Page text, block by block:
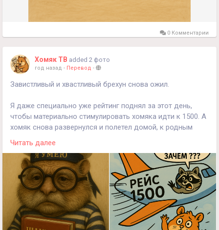
0 Комментарии
Хомяк ТВ added 2 фото
год назад - Перевод -
Завистливый и хвастливый брехун снова ожил.
Я даже специально уже рейтинг поднял за этот день,
чтобы материально стимулировать хомяка идти к 1500. А
хомяк снова развернулся и полетел домой, к родным
1100.
Зато как про философию поёт....уууу.....как поёт. А какие
шедевры.....которые из-за меня никто не видит......эх,
морозова, какие шедевры.
А вообще хомяк подожди 3 дня и я буду рядом.
Читать далее